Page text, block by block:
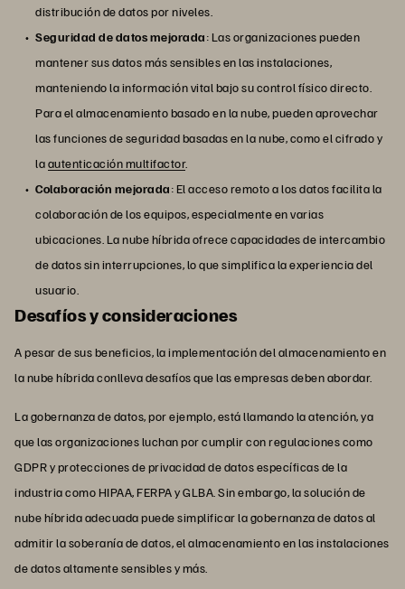
distribución de datos por niveles.
Seguridad de datos mejorada: Las organizaciones pueden
mantener sus datos más sensibles en las instalaciones,
manteniendo la información vital bajo su control físico directo.
Para el almacenamiento basado en la nube, pueden aprovechar
las funciones de seguridad basadas en la nube, como el cifrado y
laautenticación multifactor.
Colaboración mejorada: El acceso remoto a los datos facilita la
colaboración de los equipos, especialmente en varias
ubicaciones. La nube híbrida ofrece capacidades de intercambio
de datos sin interrupciones, lo que simplifica la experiencia del
usuario.
Desafíos y consideraciones
A pesar de sus beneficios, la implementación del almacenamiento en
la nube híbrida conlleva desafíos que las empresas deben abordar.
La gobernanza de datos, por ejemplo, está llamando la atención, ya
que las organizaciones luchan por cumplir con regulaciones como
GDPR y protecciones de privacidad de datos específicas de la
industria como HIPAA, FERPA y GLBA. Sin embargo, la solución de
nube híbrida adecuada puede simplificar la gobernanza de datos al
admitir la soberanía de datos, el almacenamiento en las instalaciones
de datos altamente sensibles y más.